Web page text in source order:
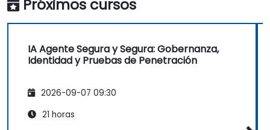
Próximos cursos
IA Agente Segura y Segura: Gobernanza,
Identidad y Pruebas de Penetración
2026-09-07 09:30
21 horas